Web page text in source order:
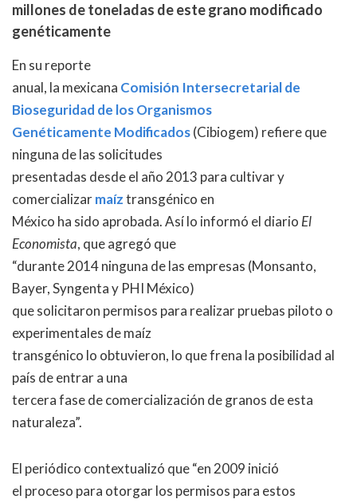
millones de toneladas de este grano modificado
genéticamente
En su reporte
anual, la mexicana Comisión Intersecretarial de
Bioseguridad de los Organismos
Genéticamente Modificados(Cibiogem) refiere que
ninguna de las solicitudes
presentadas desde el año 2013 para cultivar y
comercializarmaíztransgénico en
México ha sido aprobada. Así lo informó el diario El
Economista, que agregó que
“durante 2014 ninguna de las empresas (Monsanto,
Bayer, Syngenta y PHI México)
que solicitaron permisos para realizar pruebas piloto o
experimentales de maíz
transgénico lo obtuvieron, lo que frena la posibilidad al
país de entrar a una
tercera fase de comercialización de granos de esta
naturaleza”.
El periódico contextualizó que “en 2009 inició
el proceso para otorgar los permisos para estos